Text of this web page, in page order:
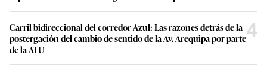
Carril bidireccional del corredor Azul: Las razones detrás de la
postergación del cambio de sentido de la Av. Arequipa por parte
de la ATU
4